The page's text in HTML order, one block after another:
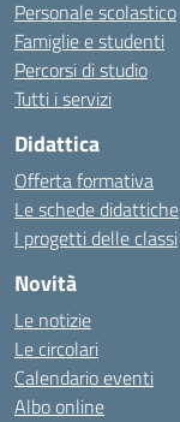
Personale scolastico
Famiglie e studenti
Percorsi di studio
Tutti i servizi
Didattica
Offerta formativa
Le schede didattiche
I progetti delle classi
Novità
Le notizie
Le circolari
Calendario eventi
Albo online